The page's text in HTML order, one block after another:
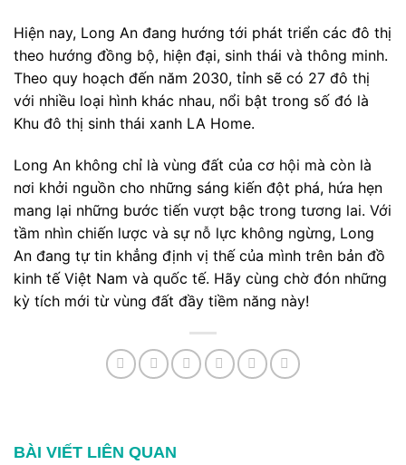
Hiện nay, Long An đang hướng tới phát triển các đô thị
theo hướng đồng bộ, hiện đại, sinh thái và thông minh.
Theo quy hoạch đến năm 2030, tỉnh sẽ có 27 đô thị
với nhiều loại hình khác nhau, nổi bật trong số đó là
Khu đô thị sinh thái xanh LA Home.
Long An không chỉ là vùng đất của cơ hội mà còn là
nơi khởi nguồn cho những sáng kiến đột phá, hứa hẹn
mang lại những bước tiến vượt bậc trong tương lai. Với
tầm nhìn chiến lược và sự nỗ lực không ngừng, Long
An đang tự tin khẳng định vị thế của mình trên bản đồ
kinh tế Việt Nam và quốc tế. Hãy cùng chờ đón những
kỳ tích mới từ vùng đất đầy tiềm năng này!
BÀI VIẾT LIÊN QUAN